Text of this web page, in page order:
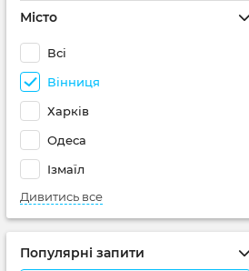
Місто
Всі
Вінниця
Харків
Одеса
Ізмаїл
Дивитись все
Популярні запити